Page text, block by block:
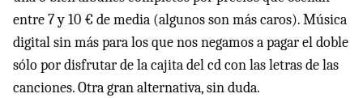
entre 7 y 10 € de media (algunos son más caros). Música
digital sin más para los que nos negamos a pagar el doble
sólo por disfrutar de la cajita del cd con las letras de las
canciones. Otra gran alternativa, sin duda.